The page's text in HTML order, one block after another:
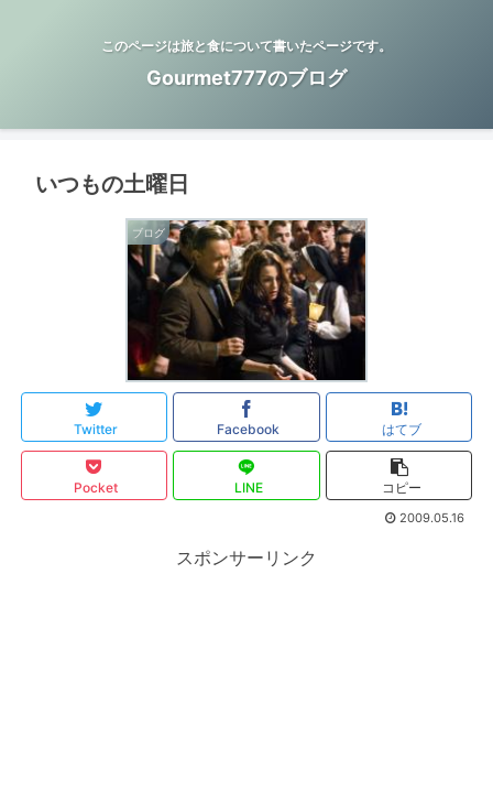
このページは旅と食について書いたページです。
Gourmet777のブログ
いつもの土曜日
ブログ
Twitter Facebook はてブ
Pocket LINE コピー
2009.05.16
スポンサーリンク